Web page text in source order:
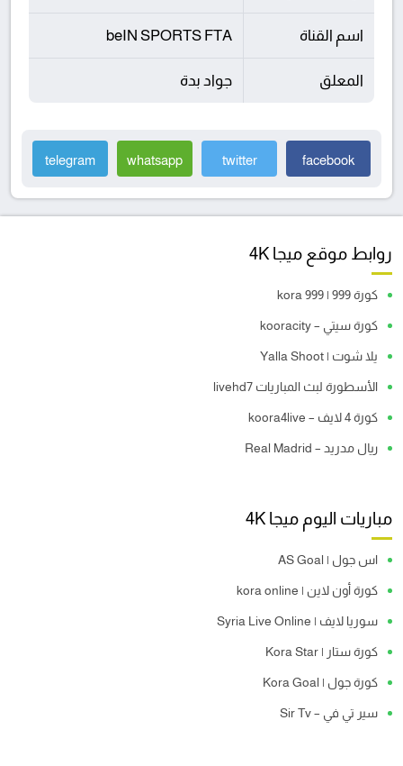
اسم القناة beIN SPORTS FTA
المعلق جواد بدة
facebook
twitter
whatsapp
telegram
روابط موقع ميجا 4K
كورة 999 | kora 999
كورة سيتي – kooracity
يلا شوت | Yalla Shoot
الأسطورة لبث المباريات livehd7
كورة 4 لايف – koora4live
ريال مدريد – Real Madrid
مباريات اليوم ميجا 4K
اس جول | AS Goal
كورة أون لاين | kora online
سوريا لايف | Syria Live Online
كورة ستار | Kora Star
كورة جول | Kora Goal
سير تي في – Sir Tv